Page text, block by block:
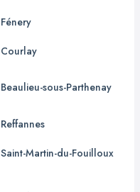
Fénery
Courlay
Beaulieu-sous-Parthenay
Reffannes
Saint-Martin-du-Fouilloux